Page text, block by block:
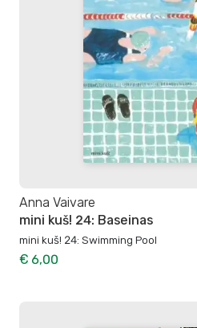
Anna Vaivare
mini kuš! 24: Baseinas
mini kuš! 24: Swimming Pool
€ 6,00